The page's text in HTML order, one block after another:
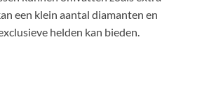
een klein aantal diamanten en
helden kan bieden.